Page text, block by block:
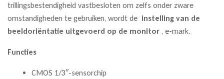
trillingsbestendigheid vastbesloten om zelfs onder zware
omstandigheden te gebruiken, wordt de instelling van de
beeldoriëntatie uitgevoerd op de monitor , e-mark.
Functies
CMOS 1/3″-sensorchip